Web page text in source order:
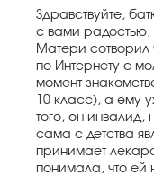
Здравствуйте,
с вами радостью,
Матери сотворил
по Интернету с
момент
10 класс), а ему
того, он инвалид,
сама с детства
принимает
понимала, что ей